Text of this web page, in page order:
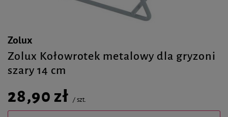
Zolux
Zolux Kołowrotek metalowy dla gryzoni
szary 14 cm
28,90 zł /szt.